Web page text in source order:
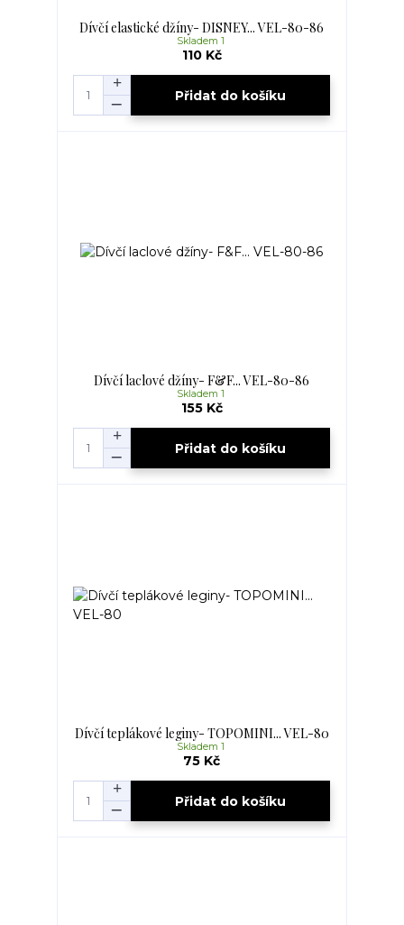
Dívčí elastické džíny- DISNEY... VEL-80-86
110 Kč
Skladem 1
Přidat do košíku
Dívčí laclové džíny- F&F... VEL-80-86
155 Kč
Skladem 1
Přidat do košíku
Dívčí teplákové leginy- TOPOMINI... VEL-80
75 Kč
Skladem 1
Přidat do košíku